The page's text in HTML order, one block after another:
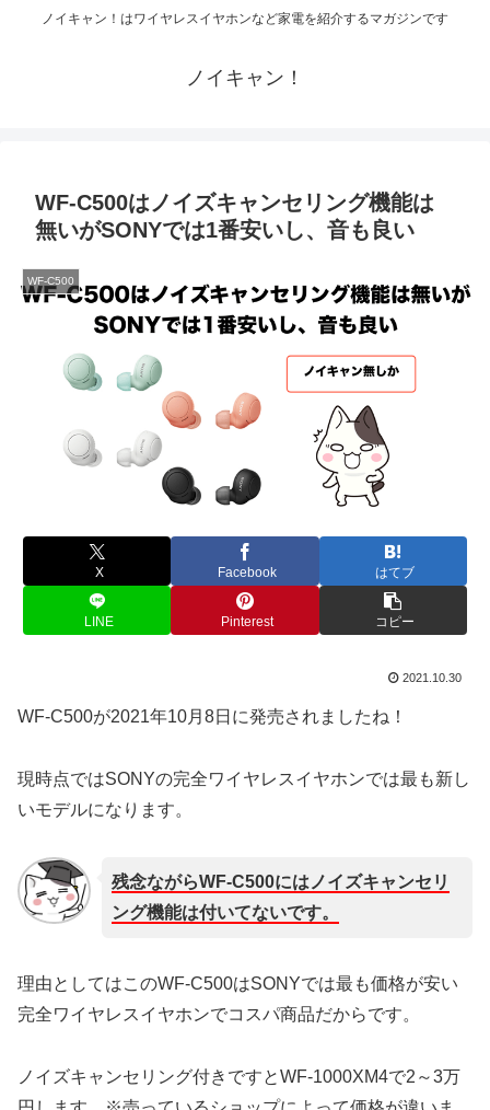
ノイキャン！はワイヤレスイヤホンなど家電を紹介するマガジンです
ノイキャン！
WF-C500はノイズキャンセリング機能は
無いがSONYでは1番安いし、音も良い
WF-C500
X Facebook はてブ
LINE Pinterest コピー
2021.10.30
WF-C500が2021年10月8日に発売されましたね！
現時点ではSONYの完全ワイヤレスイヤホンでは最も新し
いモデルになります。
残念ながらWF-C500にはノイズキャンセリ
ング機能は付いてないです。
理由としてはこのWF-C500はSONYでは最も価格が安い
完全ワイヤレスイヤホンでコスパ商品だからです。
ノイズキャンセリング付きですとWF-1000XM4で2～3万